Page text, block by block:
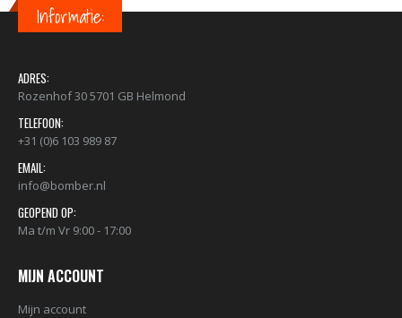
Informatie:
ADRES:
Rozenhof 30 5701 GB Helmond
TELEFOON:
+31 (0)6 103 989 87
EMAIL:
info@bomber.nl
GEOPEND OP:
Ma t/m Vr 9:00 - 17:00
MIJN ACCOUNT
Mijn account